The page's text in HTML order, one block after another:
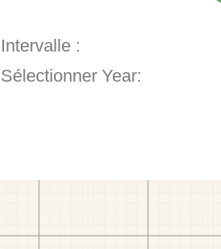
Intervalle :
Sélectionner Year: